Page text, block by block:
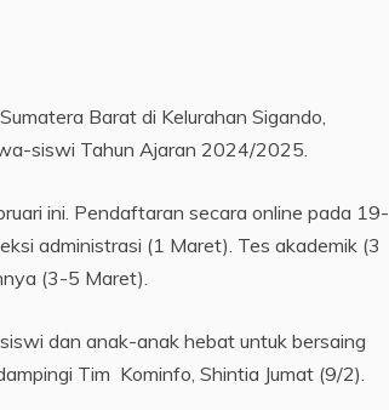
Barat di Kelurahan Sigando,
siswi Tahun Ajaran 2024/2025.
ini. Pendaftaran secara online pada 19-
administrasi (1 Maret). Tes akademik (3
(3-5 Maret).
dan anak-anak hebat untuk bersaing
Tim Kominfo, Shintia Jumat (9/2).